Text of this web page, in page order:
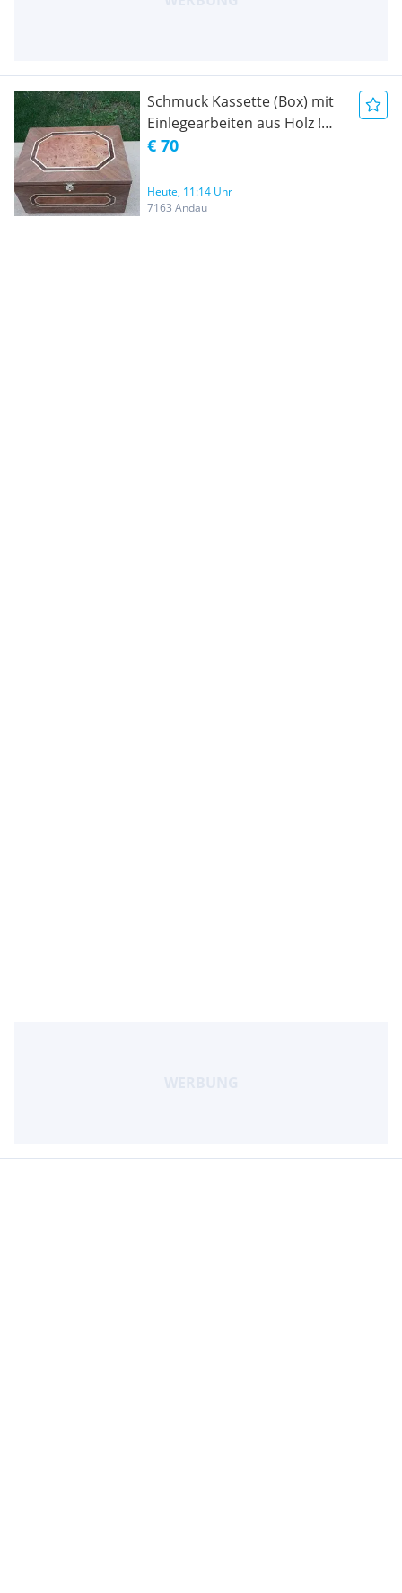
Schmuck Kassette (Box) mit
Einlegearbeiten aus Holz !
Handarbeit!
€ 70
Heute, 11:14 Uhr
7163 Andau